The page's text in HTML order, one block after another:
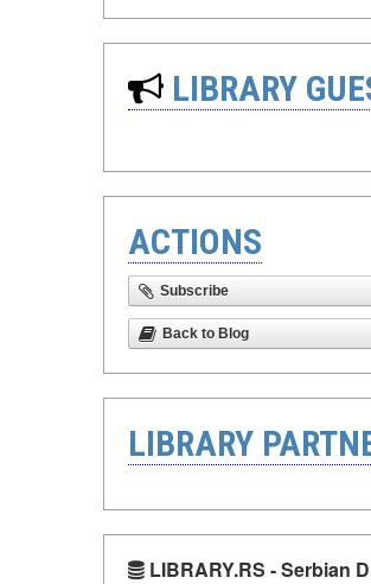
LIBRARY
ACTIONS
Subscribe
Back to Blog
LIBRARY
LIBRARY.RS - Serbian